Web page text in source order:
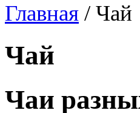
Главная /Чай
Чай
Чаи